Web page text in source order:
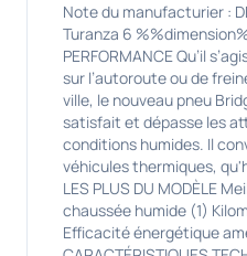
Note du manufacturier :
Turanza 6
PERFORMANCE Qu’il
sur l’autoroute ou de
ville, le nouveau pneu
satisfait et dépasse les
conditions humides. Il
véhicules thermiques,
LES PLUS DU MODÈLE
chaussée humide (1)
Efficacité énergétique